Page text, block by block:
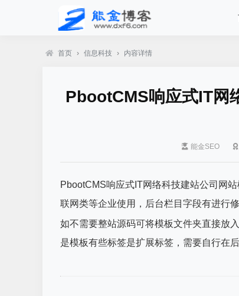
首页 › 信息科技 › 内容详情
PbootCMS响应式IT网
能金SEO
PbootCMS响应式IT网络科技建站公司网
联网类等企业使用，后台栏目字段有进行
如不需要整站源码可将模板文件夹直接放
是模板有些标签是扩展标签，需要自行在